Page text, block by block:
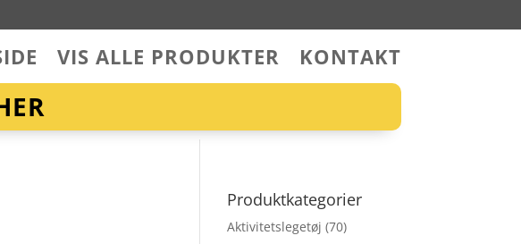
VIS ALLE PRODUKTER KONTAKT
Produktkategorier
Aktivitetslegetøj (70)